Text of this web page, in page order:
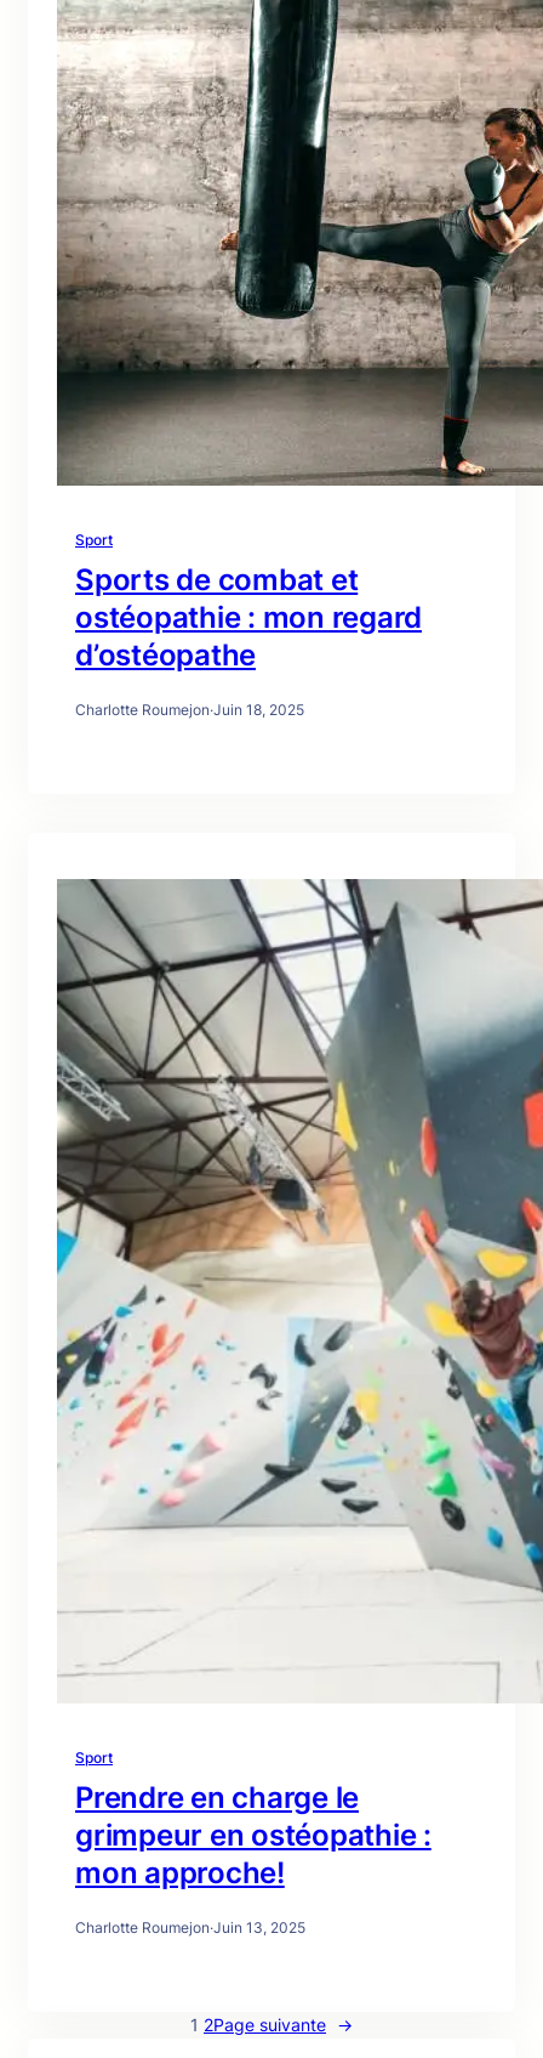
Sport
Sports de combat et
ostéopathie : mon regard
d’ostéopathe
Charlotte Roumejon·Juin 18, 2025
Sport
Prendre en charge le
grimpeur en ostéopathie :
mon approche!
Charlotte Roumejon·Juin 13, 2025
1 2Page suivante →